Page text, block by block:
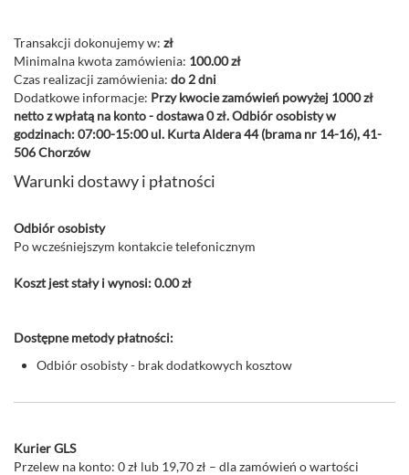
Transakcji dokonujemy w: zł
Minimalna kwota zamówienia: 100.00 zł
Czas realizacji zamówienia: do 2 dni
Dodatkowe informacje: Przy kwocie zamówień powyżej 1000 zł
netto z wpłatą na konto - dostawa 0 zł. Odbiór osobisty w
godzinach: 07:00-15:00 ul. Kurta Aldera 44 (brama nr 14-16), 41-
506 Chorzów
Warunki dostawy i płatności
Odbiór osobisty
Po wcześniejszym kontakcie telefonicznym
Koszt jest stały i wynosi: 0.00 zł
Dostępne metody płatności:
Odbiór osobisty - brak dodatkowych kosztow
Kurier GLS
Przelew na konto: 0 zł lub 19,70 zł – dla zamówień o wartości